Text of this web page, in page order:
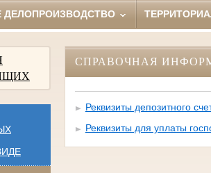
ДЕЛОПРОИЗВОДСТВО
СПРАВОЧНАЯ
Реквизиты депозитного
Реквизиты для уплаты